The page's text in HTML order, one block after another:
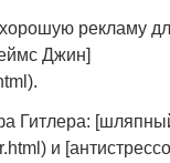
рекламу
Джин]
Гитлера:
и